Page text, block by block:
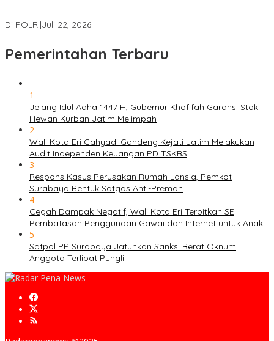
Di POLRI|Juli 22, 2026
Pemerintahan Terbaru
1
Jelang Idul Adha 1447 H, Gubernur Khofifah Garansi Stok
Hewan Kurban Jatim Melimpah
2
Wali Kota Eri Cahyadi Gandeng Kejati Jatim Melakukan
Audit Independen Keuangan PD TSKBS
3
Respons Kasus Perusakan Rumah Lansia, Pemkot
Surabaya Bentuk Satgas Anti-Preman
4
Cegah Dampak Negatif, Wali Kota Eri Terbitkan SE
Pembatasan Penggunaan Gawai dan Internet untuk Anak
5
Satpol PP Surabaya Jatuhkan Sanksi Berat Oknum
Anggota Terlibat Pungli